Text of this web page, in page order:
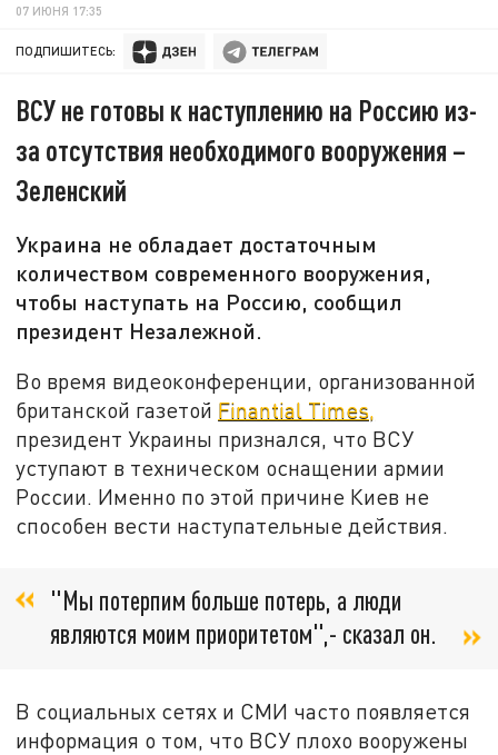
07 ИЮНЯ 17:35
ПОДПИШИТЕСЬ:
ВСУ не готовы к наступлению на Россию из-
за отсутствия необходимого вооружения –
Зеленский
Украина не обладает достаточным
количеством современного вооружения,
чтобы наступать на Россию, сообщил
президент Незалежной.
Во время видеоконференции, организованной
британской газетой Finantial Times,
президент Украины признался, что ВСУ
уступают в техническом оснащении армии
России. Именно по этой причине Киев не
способен вести наступательные действия.
"Мы потерпим больше потерь, а люди
являются моим приоритетом",- сказал он.
В социальных сетях и СМИ часто появляется
информация о том, что ВСУ плохо вооружены